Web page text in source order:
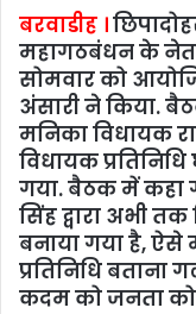
बरवाडीह ।
महागठबंधन के
सोमवार को
अंसारी ने किया.
मनिका विधायक
विधायक
गया. बैठक में कहा
सिंह द्वारा अभी
बनाया गया है, ऐसे
प्रतिनिधि बताना
कदम को जनता को